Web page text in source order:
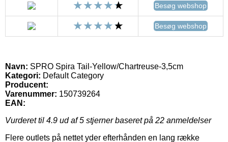
Besøg webshop
Besøg webshop
Navn: SPRO Spira Tail-Yellow/Chartreuse-3,5cm
Kategori: Default Category
Producent:
Varenummer: 150739264
EAN:
Vurderet til 4.9 ud af 5 stjerner baseret på 22 anmeldelser
Flere outlets på nettet yder efterhånden en lang række